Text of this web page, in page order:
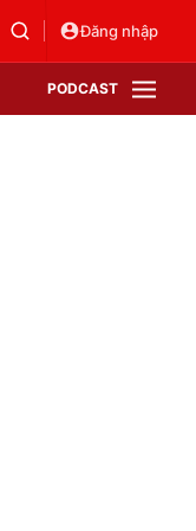
Đăng nhập
PODCAST